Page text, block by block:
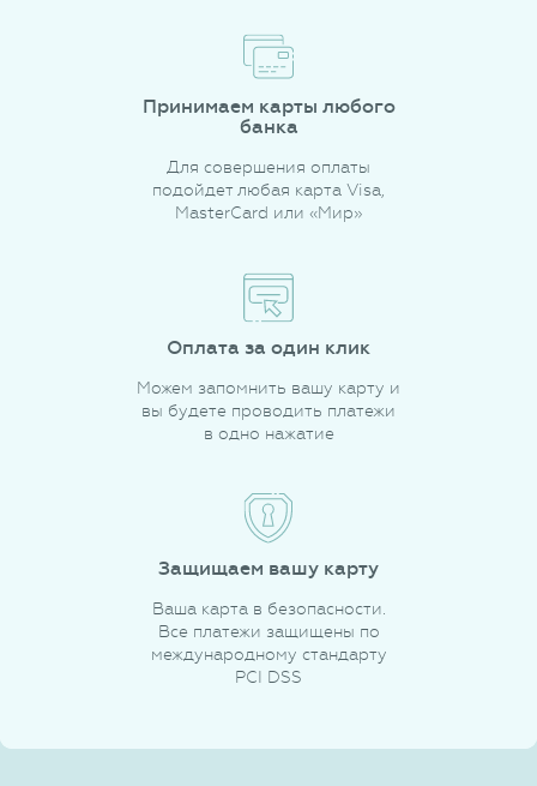
Принимаем карты любого
банка
Для совершения оплаты
подойдет любая карта Visa,
MasterCard или «Мир»
Оплата за один клик
Можем запомнить вашу карту и
вы будете проводить платежи
в одно нажатие
Защищаем вашу карту
Ваша карта в безопасности.
Все платежи защищены по
международному стандарту
PCI DSS